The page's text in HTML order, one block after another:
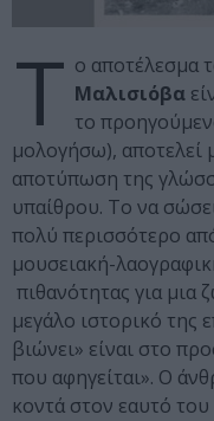
Τ ο αποτέλεσμα
Μαλισιόβα
το
μολογήσω), αποτελεί
αποτύπωση της
υπαίθρου. Το να
πολύ περισσότερο
μουσειακή-
πιθανότητας για μια
μεγάλο ιστορικό της
βιώνει» είναι στο
που αφηγείται». Ο
κοντά στον εαυτό